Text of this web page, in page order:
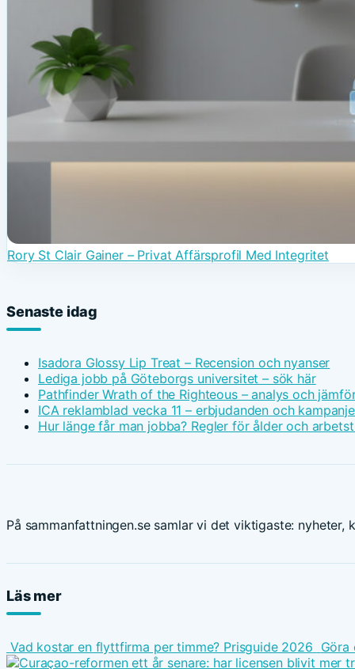
Rory St Clair Gainer – Privat Affärsprofil Med Integritet
Senaste idag
Isadora Glossy Lip Treat – Recension och nyanser
Lediga jobb på Göteborgs universitet – sök här
Pathfinder Wrath of the Righteous – analys och
ICA reklamblad vecka 11 – erbjudanden och
Hur länge får man jobba? Regler för ålder och
På sammanfattningen.se samlar vi det viktigaste: nyheter,
Läs mer
Vad kostar en flyttfirma per timme? Prisguide 2026 Göra